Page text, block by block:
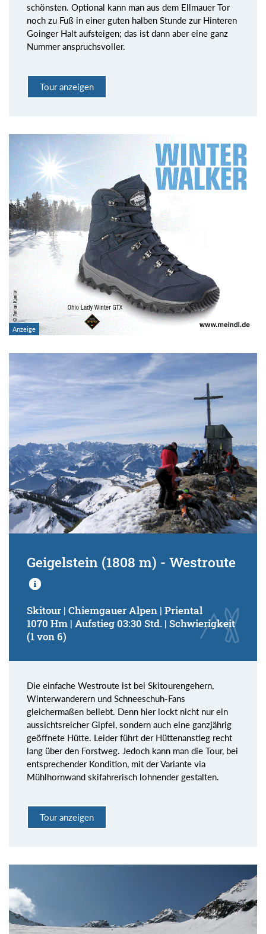
schönsten. Optional kann man aus dem Ellmauer Tor
noch zu Fuß in einer guten halben Stunde zur Hinteren
Goinger Halt aufsteigen; das ist dann aber eine ganz
Nummer anspruchsvoller.
Tour anzeigen
Geigelstein (1808 m) - Westroute
Skitour | Chiemgauer Alpen | Priental
1070 Hm | Aufstieg 03:30 Std. | Schwierigkeit
(1 von 6)
Die einfache Westroute ist bei Skitourengehern,
Winterwanderern und Schneeschuh-Fans
gleichermaßen beliebt. Denn hier lockt nicht nur ein
aussichtsreicher Gipfel, sondern auch eine ganzjährig
geöffnete Hütte. Leider führt der Hüttenanstieg recht
lang über den Forstweg. Jedoch kann man die Tour, bei
entsprechender Kondition, mit der Variante via
Mühlhornwand skifahrerisch lohnender gestalten.
Tour anzeigen